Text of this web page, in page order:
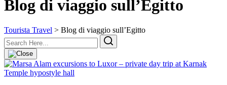
Blog di viaggio sull’Egitto
Tourista Travel > Blog di viaggio sull’Egitto
Blog
di